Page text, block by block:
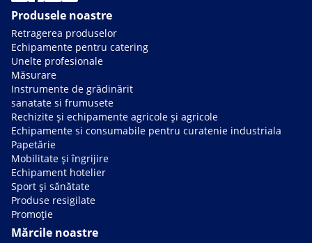
Produsele noastre
Retragerea produselor
Echipamente pentru catering
Unelte profesionale
Măsurare
Instrumente de grădinărit
sanatate si frumusete
Rechizite și echipamente agricole și agricole
Echipamente si consumabile pentru curatenie industriala
Papetărie
Mobilitate și îngrijire
Echipament hotelier
Sport și sănătate
Produse resigilate
Promoție
Mărcile noastre